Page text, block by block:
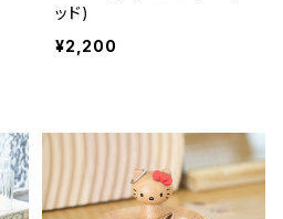
ッド)
¥2,200